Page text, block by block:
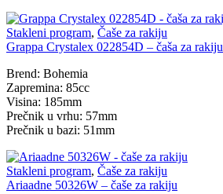
Stakleni program, Čaše za rakiju
Grappa Crystalex 022854D – čaša za rakiju
Brend: Bohemia
Zapremina: 85cc
Visina: 185mm
Prečnik u vrhu: 57mm
Prečnik u bazi: 51mm
Stakleni program, Čaše za rakiju
Ariaadne 50326W – čaše za rakiju